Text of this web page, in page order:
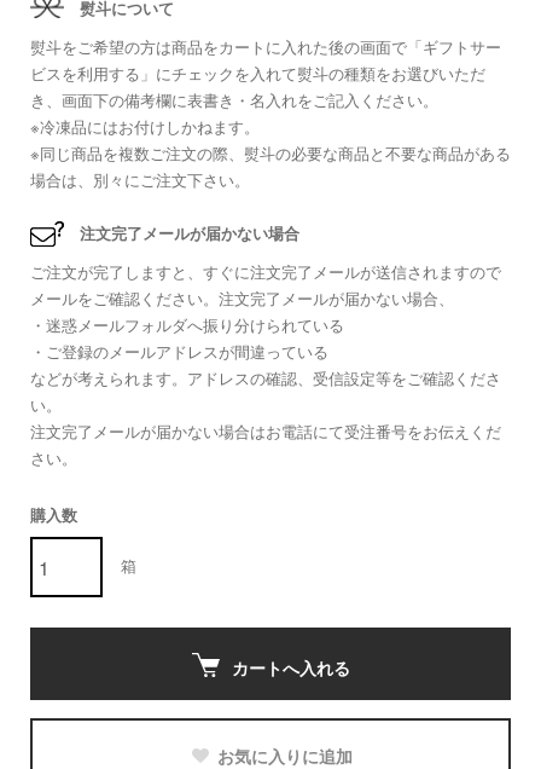
熨斗について
熨斗をご希望の方は商品をカートに入れた後の画面で「ギフトサー
ビスを利用する」にチェックを入れて熨斗の種類をお選びいただ
き、画面下の備考欄に表書き・名入れをご記入ください。
※冷凍品にはお付けしかねます。
※同じ商品を複数ご注文の際、熨斗の必要な商品と不要な商品がある
場合は、別々にご注文下さい。
注文完了メールが届かない場合
ご注文が完了しますと、すぐに注文完了メールが送信されますので
メールをご確認ください。注文完了メールが届かない場合、
・迷惑メールフォルダへ振り分けられている
・ご登録のメールアドレスが間違っている
などが考えられます。アドレスの確認、受信設定等をご確認くださ
い。
注文完了メールが届かない場合はお電話にて受注番号をお伝えくだ
さい。
購入数
箱
カートへ入れる
お気に入りに追加